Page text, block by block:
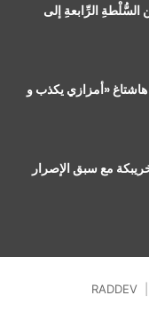
الرِّابعةِ إلى
هاشتاغ «أمزازي يكذب و
مع سبق الإصرار
RADDEV